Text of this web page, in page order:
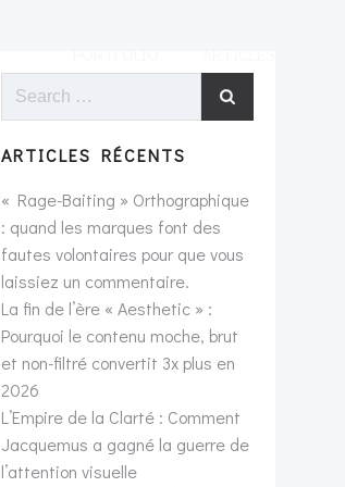
Search
ARTICLES RÉCENTS
« Rage-Baiting » Orthographique
: quand les marques font des
fautes volontaires pour que vous
laissiez un commentaire.
La fin de l’ère « Aesthetic » :
Pourquoi le contenu moche, brut
et non-filtré convertit 3x plus en
2026
L’Empire de la Clarté : Comment
Jacquemus a gagné la guerre de
l’attention visuelle